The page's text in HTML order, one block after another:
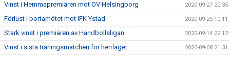
Vinst i Hemmapremiären mot OV Helsingborg 2020-09-27 20:35
Förlust i bortamötet mot IFK Ystad 2020-09-25 10:11
Stark vinst i premiären av Handbollsligan 2020-09-14 22:12
Vinst i sista träningsmatchen för herrlaget 2020-09-08 21:31